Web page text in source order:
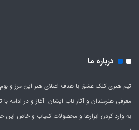
درباره ما
معرفی هنرمندان و آثار ناب ایشان آغاز و در ادامه با
به وارد کردن ابزارها و محصولات کمیاب و خاص این